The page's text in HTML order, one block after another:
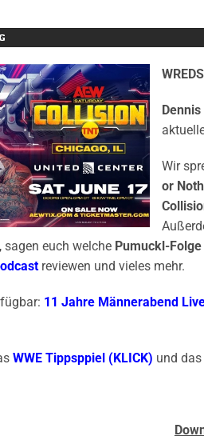
Dennis
Wir
or
, sagen euch welche Pumuckl-Folge
reviewen und vieles mehr.
11 Jahre Männerabend
WWE Tippsppiel (KLICK) und